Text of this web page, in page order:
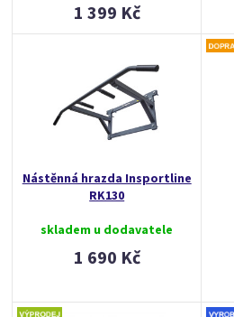
1 399 Kč
Nástěnná hrazda Insportline
RK130
skladem u dodavatele
1 690 Kč